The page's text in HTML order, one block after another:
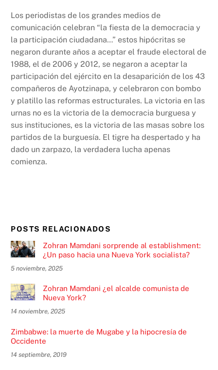
Los periodistas de los grandes medios de
comunicación celebran “la fiesta de la democracia y
la participación ciudadana…” estos hipócritas se
negaron durante años a aceptar el fraude electoral de
1988, el de 2006 y 2012, se negaron a aceptar la
participación del ejército en la desaparición de los 43
compañeros de Ayotzinapa, y celebraron con bombo
y platillo las reformas estructurales. La victoria en las
urnas no es la victoria de la democracia burguesa y
sus instituciones, es la victoria de las masas sobre los
partidos de la burguesía. El tigre ha despertado y ha
dado un zarpazo, la verdadera lucha apenas
comienza.
POSTS RELACIONADOS
Zohran Mamdani sorprende al establishment:
¿Un paso hacia una Nueva York socialista?
5 noviembre, 2025
Zohran Mamdani ¿el alcalde comunista de
Nueva York?
14 noviembre, 2025
Zimbabwe: la muerte de Mugabe y la hipocresía de
Occidente
14 septiembre, 2019